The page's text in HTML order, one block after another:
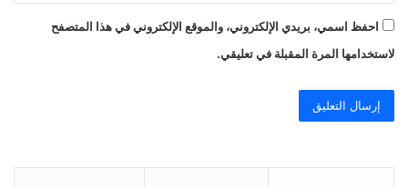
احفظ اسمي، بريدي الإلكتروني، والموقع الإلكتروني في هذا المتصفح
لاستخدامها المرة المقبلة في تعليقي.